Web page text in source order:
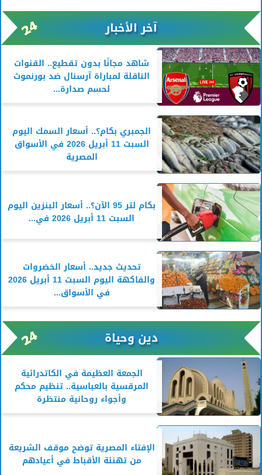
آخر الأخبار
شاهد مجانًا بدون تقطيع.. القنوات
الناقلة لمباراة آرسنال ضد بورنموث
لحسم صدارة...
الجمبري بكام؟.. أسعار السمك اليوم
السبت 11 أبريل 2026 في الأسواق
المصرية
بكام لتر 95 الآن؟.. أسعار البنزين اليوم
السبت 11 أبريل 2026 في...
تحديث جديد.. أسعار الخضروات
والفاكهة اليوم السبت 11 أبريل 2026
في الأسواق...
دين وحياة
الجمعة العظيمة في الكاتدرائية
المرقسية بالعباسية.. تنظيم محكم
وأجواء روحانية منتظرة
الإفتاء المصرية توضح موقف الشريعة
من تهنئة الأقباط في أعيادهم